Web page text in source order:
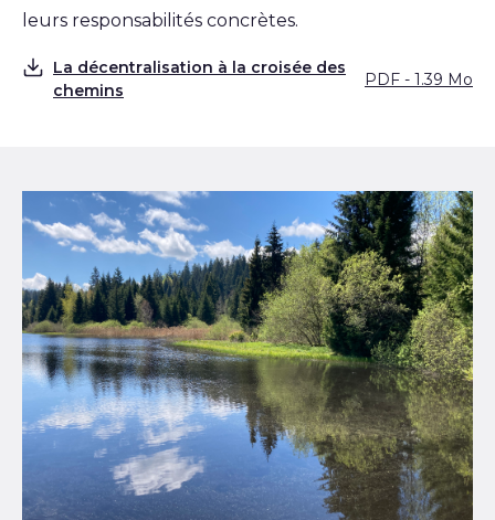
leurs responsabilités concrètes.
Télécharger
La décentralisation à la croisée des
chemins
PDF - 1.39 Mo